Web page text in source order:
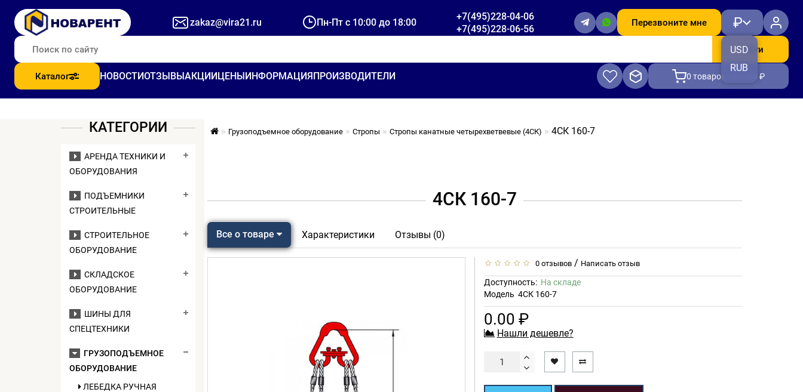
zakaz@vira21.ru Пн-Пт с 10:00 до 18:00
+7(495)228-04-06
+7(495)228-06-56
Перезвоните мне ₽
USD
RUB
Найти
Каталог НОВОСТИОТЗЫВЫАКЦИИЦЕНЫИНФОРМАЦИЯПРОИЗВОДИТЕЛИ 0 товаров, на 0.00 ₽
КАТЕГОРИИ
АРЕНДА ТЕХНИКИ И
ОБОРУДОВАНИЯ
ПОДЪЕМНИКИ
СТРОИТЕЛЬНЫЕ
СТРОИТЕЛЬНОЕ
ОБОРУДОВАНИЕ
СКЛАДСКОЕ
ОБОРУДОВАНИЕ
ШИНЫ ДЛЯ
СПЕЦТЕХНИКИ
ГРУЗОПОДЪЕМНОЕ
ОБОРУДОВАНИЕ
ЛЕБЕДКА РУЧНАЯ
Грузоподъемное оборудование Стропы Стропы канатные четырехветвевые (4СК) 4СК 160-7
4СК 160-7
Все о товаре Характеристики Отзывы (0)
0 отзывов / Написать отзыв
Доступность: На складе
Модель 4СК 160-7
0.00 ₽
Нашли дешевле?